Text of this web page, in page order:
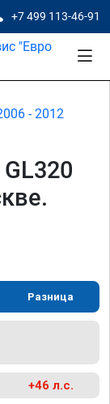
+7 499 113-46-91
- 2012
Разница
+46 л.с.